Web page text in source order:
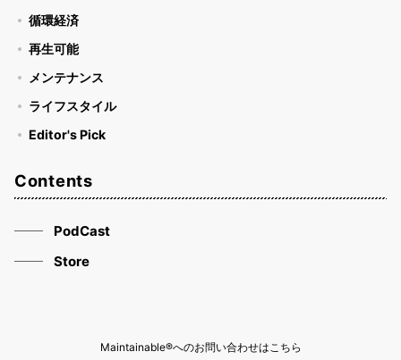
循環経済
再生可能
メンテナンス
ライフスタイル
Editor's Pick
Contents
PodCast
Store
Maintainable®へのお問い合わせはこちら